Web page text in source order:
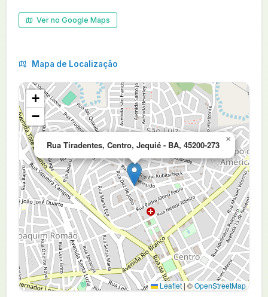
Ver no Google Maps
Mapa de Localização
Rua Tiradentes, Centro, Jequié - BA, 45200-273
×
+
−
Leaflet | ©OpenStreetMap